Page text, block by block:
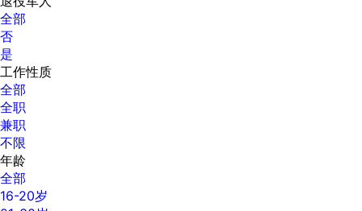
全部
否
是
工作性质
全部
全职
兼职
不限
年龄
全部
16-20岁